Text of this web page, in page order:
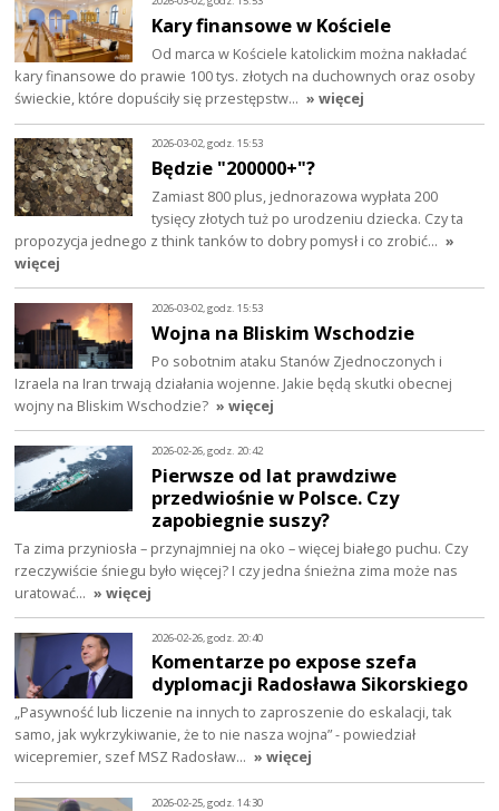
Kary finansowe w Kościele
Od marca w Kościele katolickim można nakładać
kary finansowe do prawie 100 tys. złotych na duchownych oraz osoby
świeckie, które dopuściły się przestępstw… » więcej
2026-03-02, godz. 15:53
Będzie "200000+"?
Zamiast 800 plus, jednorazowa wypłata 200
tysięcy złotych tuż po urodzeniu dziecka. Czy ta
propozycja jednego z think tanków to dobry pomysł i co zrobić… »
więcej
2026-03-02, godz. 15:53
Wojna na Bliskim Wschodzie
Po sobotnim ataku Stanów Zjednoczonych i
Izraela na Iran trwają działania wojenne. Jakie będą skutki obecnej
wojny na Bliskim Wschodzie? » więcej
2026-02-26, godz. 20:42
Pierwsze od lat prawdziwe
przedwiośnie w Polsce. Czy
zapobiegnie suszy?
Ta zima przyniosła – przynajmniej na oko – więcej białego puchu. Czy
rzeczywiście śniegu było więcej? I czy jedna śnieżna zima może nas
uratować… » więcej
2026-02-26, godz. 20:40
Komentarze po expose szefa
dyplomacji Radosława Sikorskiego
„Pasywność lub liczenie na innych to zaproszenie do eskalacji, tak
samo, jak wykrzykiwanie, że to nie nasza wojna” - powiedział
wicepremier, szef MSZ Radosław… » więcej
2026-02-25, godz. 14:30